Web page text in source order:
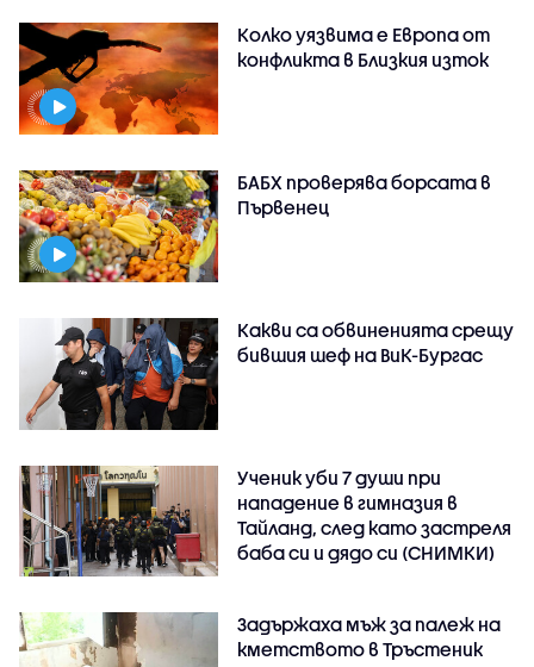
Колко уязвима е Европа от
конфликта в Близкия изток
БАБХ проверява борсата в
Първенец
Какви са обвиненията срещу
бившия шеф на ВиК-Бургас
Ученик уби 7 души при
нападение в гимназия в
Тайланд, след като застреля
баба си и дядо си (СНИМКИ)
Задържаха мъж за палеж на
кметството в Тръстеник